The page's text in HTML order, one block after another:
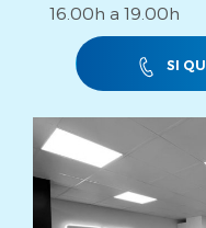
16.00h a 19.00h
SI